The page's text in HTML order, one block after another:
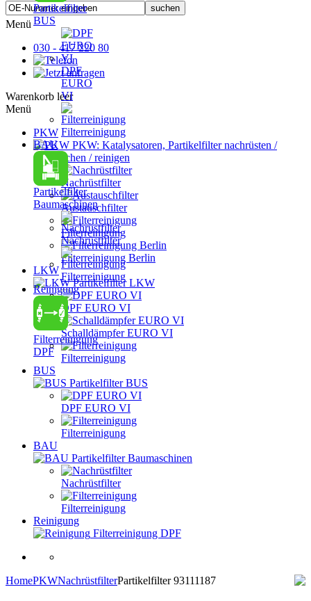
Partikelfilter
BUS
DPF
EURO
VI
Filterreinigung
BAU
Partikelfilter
Baumaschinen
Nachrüstfilter
Filterreinigung
Reinigung
Filterreinigung
DPF
Menü
030 - 417 220 80
Warenkorb leer
Menü
PKW
PKW: Katalysatoren, Partikelfilter nachrüsten /
austauschen / reinigen
Nachrüstfilter
Austauschfilter
Filterreinigung
Filterreinigung Berlin
LKW
Partikelfilter LKW
DPF EURO VI
Schalldämpfer EURO VI
Filterreinigung
BUS
Partikelfilter BUS
DPF EURO VI
Filterreinigung
BAU
Partikelfilter Baumaschinen
Nachrüstfilter
Filterreinigung
Reinigung
Filterreinigung DPF
HomePKWNachrüstfilterPartikelfilter 93111187